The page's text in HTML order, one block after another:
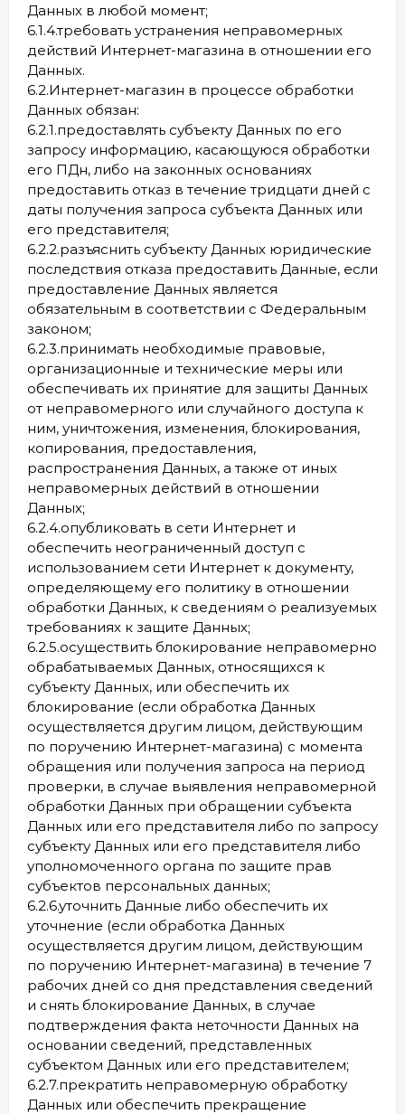
Данных в любой момент;
6.1.4.требовать устранения неправомерных
действий Интернет-магазина в отношении его
Данных.
6.2.Интернет-магазин в процессе обработки
Данных обязан:
6.2.1.предоставлять субъекту Данных по его
запросу информацию, касающуюся обработки
его ПДн, либо на законных основаниях
предоставить отказ в течение тридцати дней с
даты получения запроса субъекта Данных или
его представителя;
6.2.2.разъяснить субъекту Данных юридические
последствия отказа предоставить Данные, если
предоставление Данных является
обязательным в соответствии с Федеральным
законом;
6.2.3.принимать необходимые правовые,
организационные и технические меры или
обеспечивать их принятие для защиты Данных
от неправомерного или случайного доступа к
ним, уничтожения, изменения, блокирования,
копирования, предоставления,
распространения Данных, а также от иных
неправомерных действий в отношении
Данных;
6.2.4.опубликовать в сети Интернет и
обеспечить неограниченный доступ с
использованием сети Интернет к документу,
определяющему его политику в отношении
обработки Данных, к сведениям о реализуемых
требованиях к защите Данных;
6.2.5.осуществить блокирование неправомерно
обрабатываемых Данных, относящихся к
субъекту Данных, или обеспечить их
блокирование (если обработка Данных
осуществляется другим лицом, действующим
по поручению Интернет-магазина) с момента
обращения или получения запроса на период
проверки, в случае выявления неправомерной
обработки Данных при обращении субъекта
Данных или его представителя либо по запросу
субъекту Данных или его представителя либо
уполномоченного органа по защите прав
субъектов персональных данных;
6.2.6.уточнить Данные либо обеспечить их
уточнение (если обработка Данных
осуществляется другим лицом, действующим
по поручению Интернет-магазина) в течение 7
рабочих дней со дня представления сведений
и снять блокирование Данных, в случае
подтверждения факта неточности Данных на
основании сведений, представленных
субъектом Данных или его представителем;
6.2.7.прекратить неправомерную обработку
Данных или обеспечить прекращение